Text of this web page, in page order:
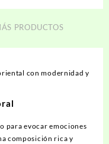
PRODUCTOS
con modernidad y
para evocar emociones
composición rica y